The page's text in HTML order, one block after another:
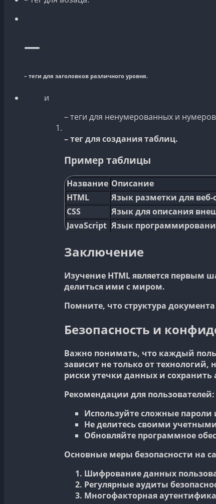
—
– теги для заголовков различного уровня.
и
– теги для ненумерованных и
– тег для создания таблиц.
Пример таблицы
Название Описание
HTML
Язык разметки для веб-
CSS
Язык для описания
JavaScript Язык
Заключение
Изучение HTML является первым
делиться ими с миром.
Помните, что структура
Безопасность и
Важно понимать, что каждый
зависит не только от
риски утечки данных и сохранить
Рекомендации для пользователей:
Используйте сложные пароли
Не делитесь своими
Обновляйте программное
Основные меры безопасности на
Шифрование данных
Регулярные аудиты
Многофакторная